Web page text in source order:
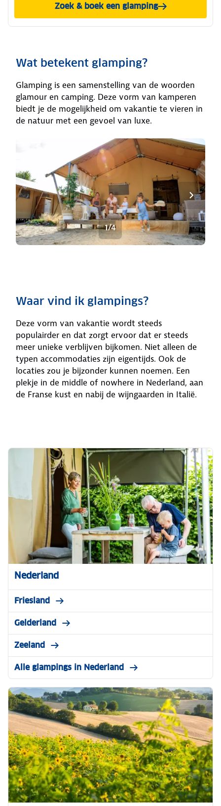
Zoek & boek een glamping
Wat betekent glamping?
Glamping is een samenstelling van de woorden
glamour en camping. Deze vorm van kamperen
biedt je de mogelijkheid om vakantie te vieren in
de natuur met een gevoel van luxe.
1/4
Waar vind ik glampings?
Deze vorm van vakantie wordt steeds
populairder en dat zorgt ervoor dat er steeds
meer unieke verblijven bijkomen. Niet alleen de
typen accommodaties zijn eigentijds. Ook de
locaties zou je bijzonder kunnen noemen. Een
plekje in de middle of nowhere in Nederland, aan
de Franse kust en nabij de wijngaarden in Italië.
Nederland
Friesland
Gelderland
Zeeland
Alle glampings in Nederland